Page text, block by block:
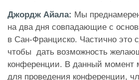
Джордж Айала: Мы
на два дня совпадающие с
в Сан-Франциско. Частично это
чтобы дать возможность
конференции. В данный
для проведения конференции,